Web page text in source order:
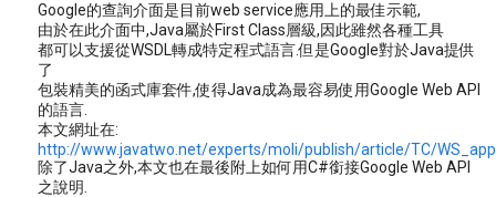
Google的查詢介面是目前web service應用上的最佳示範,
由於在此介面中,Java屬於First Class層級,因此雖然各種工具
都可以支援從WSDL轉成特定程式語言.但是Google對於Java提供
了
包裝精美的函式庫套件,使得Java成為最容易使用Google Web API
的語言.
本文網址在:
http://www.javatwo.net/experts/moli/publish/article/TC/
除了Java之外,本文也在最後附上如何用C#銜接Google Web API
之說明.